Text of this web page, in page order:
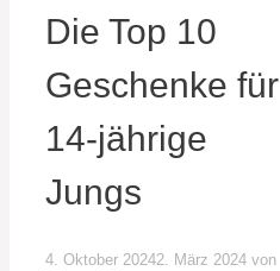
Die Top 10
Geschenke für
14-jährige
Jungs
4. Oktober 20242. März 2024 von